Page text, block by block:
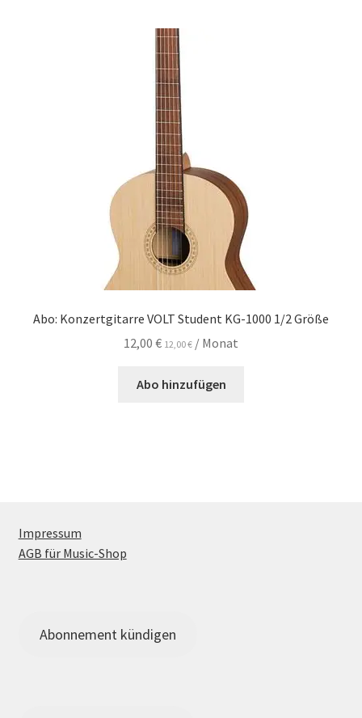
Abo: Konzertgitarre VOLT Student KG-1000 1/2 Größe
12,00 € 12,00€ / Monat
Abo hinzufügen
Impressum
AGB für Music-Shop
Abonnement kündigen